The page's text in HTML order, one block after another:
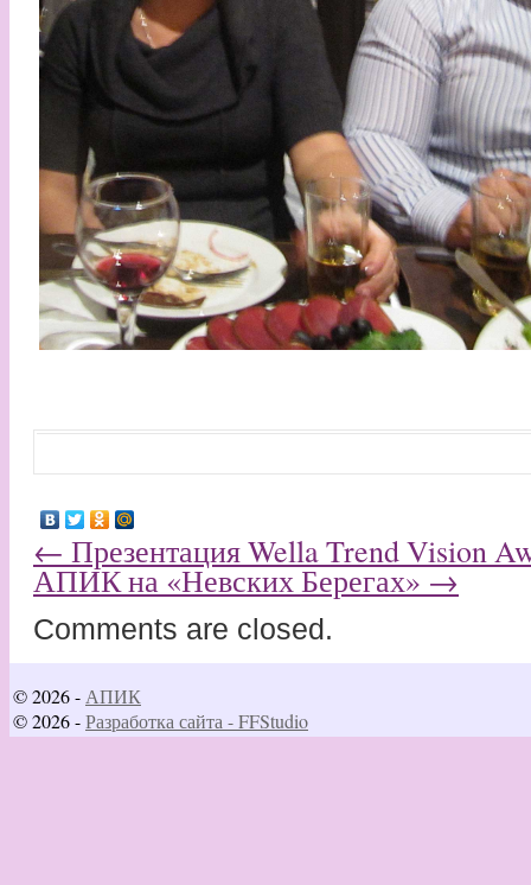
← Презентация Wella Trend Vision
АПИК на «Невских Берегах»→
Comments are closed.
© 2026 - АПИК
© 2026 -Разработка сайта - FFStudio